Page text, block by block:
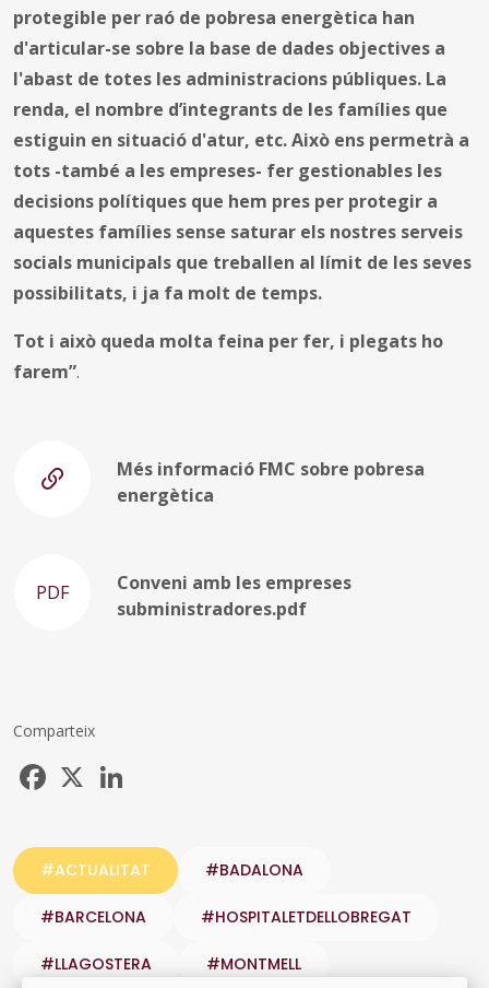
protegible per raó de pobresa energètica han
d'articular-se sobre la base de dades objectives a
l'abast de totes les administracions públiques. La
renda, el nombre d’integrants de les famílies que
estiguin en situació d'atur, etc. Això ens permetrà a
tots -també a les empreses- fer gestionables les
decisions polítiques que hem pres per protegir a
aquestes famílies sense saturar els nostres serveis
socials municipals que treballen al límit de les seves
possibilitats, i ja fa molt de temps.
Tot i això queda molta feina per fer, i plegats ho
farem”.
Més informació FMC sobre pobresa
energètica
PDF
Conveni amb les empreses
subministradores.pdf
Comparteix
Facebook
#ACTUALITAT #BADALONA
#BARCELONA #HOSPITALETDELLOBREGAT
#LLAGOSTERA #MONTMELL